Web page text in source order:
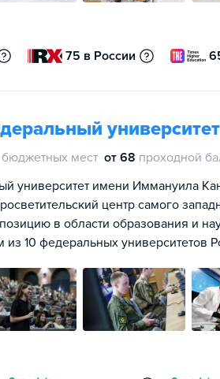
75 в России
бюджетных мест от 68 проходной
университет имени Иммануила
центр самого
в области образования и
из 10 федеральных университетов